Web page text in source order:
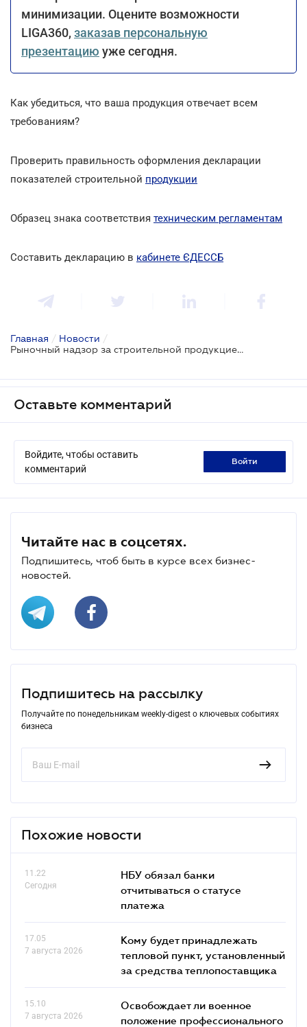
минимизации. Оцените возможности
LIGA360, заказав персональную
презентацию уже сегодня.
Как убедиться, что ваша продукция отвечает всем
требованиям?
Проверить правильность оформления декларации
показателей строительной продукции
Образец знака соответствия техническим регламентам
Составить декларацию в кабинете ЄДЕССБ
Главная / Новости /
Рыночный надзор за строительной продукцией: какие ошибки выявляют во время проверок
Оставьте комментарий
Войдите, чтобы оставить
комментарий
войти
Читайте нас в соцсетях.
Подпишитесь, чтоб быть в курсе всех бизнес-
новостей.
Подпишитесь на рассылку
Получайте по понедельникам weekly-digest о ключевых событиях
бизнеса
Похожие новости
11.22
Сегодня
НБУ обязал банки
отчитываться о статусе
платежа
17.05
7 августа 2026
Кому будет принадлежать
тепловой пункт, установленный
за средства теплопоставщика
15.10
7 августа 2026
Освобождает ли военное
положение профессионального